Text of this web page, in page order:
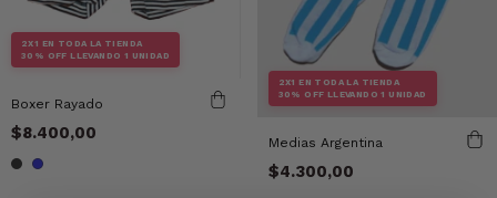
2X1 EN TODA LA TIENDA
30% OFF LLEVANDO 1 UNIDAD
Boxer Rayado
$8.400,00
2X1 EN TODA LA TIENDA
30% OFF LLEVANDO 1 UNIDAD
Medias Argentina
$4.300,00